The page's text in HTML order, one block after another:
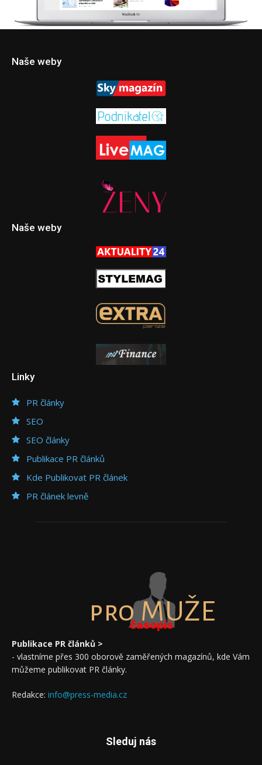
Naše weby
Naše weby
Linky
PR články
SEO
SEO články
Publikace PR článků
Kde Publikovat PR článek
PR článek levně
pro MUŽE
časopis
Publikace PR článků >
- vlastníme přes 300 oborově zaměřených magazínů, kde Vám
můžeme publikovat PR články.
Redakce: info@press-media.cz
Sleduj nás